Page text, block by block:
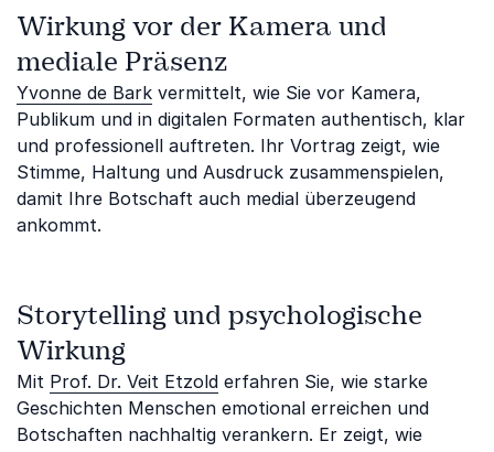
Wirkung vor der Kamera und
mediale Präsenz
Yvonne de Bark vermittelt, wie Sie vor Kamera,
Publikum und in digitalen Formaten authentisch, klar
und professionell auftreten. Ihr Vortrag zeigt, wie
Stimme, Haltung und Ausdruck zusammenspielen,
damit Ihre Botschaft auch medial überzeugend
ankommt.
Storytelling und psychologische
Wirkung
Mit Prof. Dr. Veit Etzold erfahren Sie, wie starke
Geschichten Menschen emotional erreichen und
Botschaften nachhaltig verankern. Er zeigt, wie